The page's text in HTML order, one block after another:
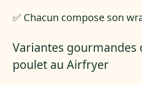
✅ Chacun compose son
Variantes gourmandes
poulet au Airfryer